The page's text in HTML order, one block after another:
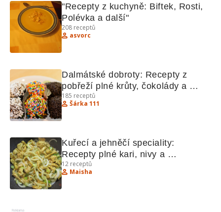
"Recepty z kuchyně: Biftek, Rosti,
Polévka a další"
208 receptů
asvorc
Dalmátské dobroty: Recepty z
pobřeží plné krůty, čokolády a
185 receptů
Šárka 111
Kuřecí a jehněčí speciality:
Recepty plné kari, nivy a
provensálského stylu
12 receptů
Maisha
Reklama